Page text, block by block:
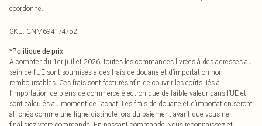
coordonné.
SKU: CNM6941/4/52
*Politique de prix
À compter du 1er juillet 2026, toutes les commandes livrées à des adresses au
sein de l’UE sont soumises à des frais de douane et d’importation non
remboursables. Ces frais sont facturés afin de couvrir les coûts liés à
l’importation de biens de commerce électronique de faible valeur dans l’UE et
sont calculés au moment de l’achat. Les frais de douane et d’importation seront
affichés comme une ligne distincte lors du paiement avant que vous ne